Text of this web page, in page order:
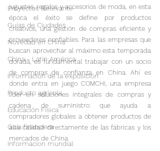
Proyectos Relevante
Guías de Ciudades
Novedad en China
China - Latin América
Información de la exposición
Producto agrícola
Educación Física
Guía financiera
Informacion mundial
juguetes, regalos y accesorios de moda, en esta
época el éxito se define por productos
creativos, una gestión de compras eficiente y
proveedores confiables. Para las empresas que
buscan aprovechar al máximo esta temporada
dorada, es fundamental trabajar con un socio
de compras de confianza en China. Ahí es
donde entra en juego COMCHI, una empresa
líder en soluciones integrales de compras y
cadena de suministro que ayuda a
compradores globales a obtener productos de
alta calidad directamente de las fábricas y los
mercados de China.